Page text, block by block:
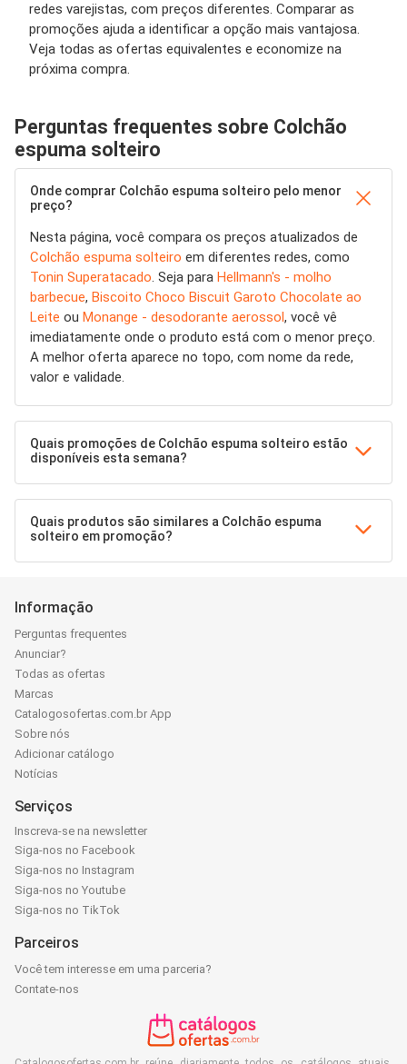
redes varejistas, com preços diferentes. Comparar as
promoções ajuda a identificar a opção mais vantajosa.
Veja todas as ofertas equivalentes e economize na
próxima compra.
Perguntas frequentes sobre Colchão
espuma solteiro
Onde comprar Colchão espuma solteiro pelo menor
preço?
Nesta página, você compara os preços atualizados de
Colchão espuma solteiro em diferentes redes, como
Tonin Superatacado. Seja para Hellmann's - molho
barbecue, Biscoito Choco Biscuit Garoto Chocolate ao
Leite ou Monange - desodorante aerossol, você vê
imediatamente onde o produto está com o menor preço.
A melhor oferta aparece no topo, com nome da rede,
valor e validade.
Quais promoções de Colchão espuma solteiro estão
disponíveis esta semana?
Quais produtos são similares a Colchão espuma
solteiro em promoção?
Informação
Perguntas frequentes
Anunciar?
Todas as ofertas
Marcas
Catalogosofertas.com.br App
Sobre nós
Adicionar catálogo
Notícias
Serviços
Inscreva-se na newsletter
Siga-nos no Facebook
Siga-nos no Instagram
Siga-nos no Youtube
Siga-nos no TikTok
Parceiros
Você tem interesse em uma parceria?
Contate-nos